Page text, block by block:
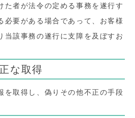
た者が法令の定める事務を遂行す
必要がある場合であって、お客様
当該事務の遂行に支障を及ぼすお
な取得
を取得し、偽りその他不正の手段